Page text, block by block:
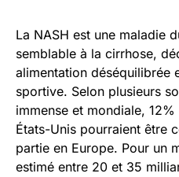
La NASH est une maladie
semblable à la cirrhose,
alimentation déséquilibrée
sportive. Selon plusieurs
immense et mondiale,
États-Unis pourraient être
partie en Europe. Pour un
estimé entre 20 et 35